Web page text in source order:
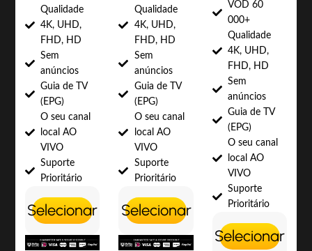
Qualidade
4K, UHD,
FHD, HD
Sem
anúncios
Guia de TV
(EPG)
O seu canal
local AO
VIVO
Suporte
Prioritário
Selecionar
Qualidade
4K, UHD,
FHD, HD
Sem
anúncios
Guia de TV
(EPG)
O seu canal
local AO
VIVO
Suporte
Prioritário
Selecionar
VOD 60
000+
Qualidade
4K, UHD,
FHD, HD
Sem
anúncios
Guia de TV
(EPG)
O seu canal
local AO
VIVO
Suporte
Prioritário
Selecionar